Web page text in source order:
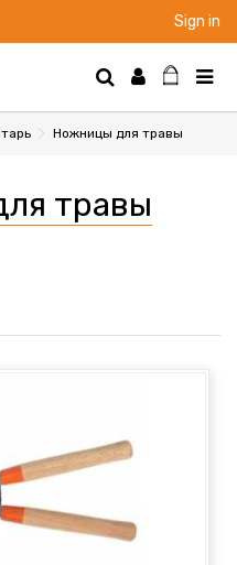
Sign in
Ножницы для травы
травы